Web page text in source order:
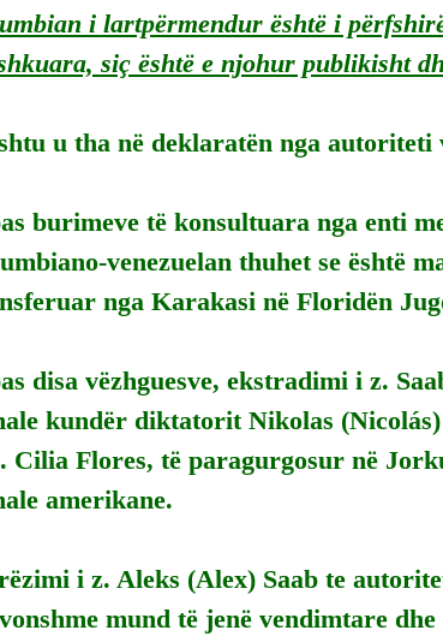
i lartpërmendur është i
siç është e njohur publikisht
u tha në deklaratën nga
burimeve të konsultuara nga enti
venezuelan thuhet se është
nga Karakasi në Floridën
disa vëzhguesve, ekstradimi i z.
kundër diktatorit Nikolas
Cilia Flores, të paragurgosur në
amerikane.
i z. Aleks (Alex) Saab te
mund të jenë vendimtare